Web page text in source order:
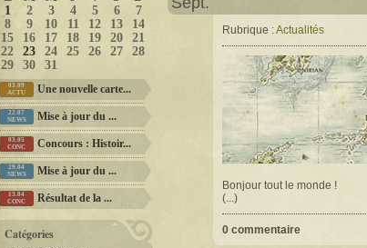
1
2 3 4 5 6
7
8
9 10 11 12 13
14
15
16 17 18 19 20
21
22
23 24 25 26 27
28
29
30 31
03.09
ACTU
Une nouvelle carte...
22.07
NEWS
Mise à jour du ...
03.05
CONC
Concours : Histoir...
29.04
NEWS
Mise à jour du ...
13.04
CONC
Résultat de la ...
Catégories
Rubrique :Actualités
Bonjour tout le monde !
(...)
0 commentaire